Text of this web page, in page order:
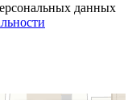
данных